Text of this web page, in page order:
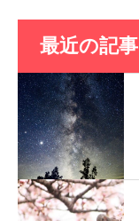
最近の記事